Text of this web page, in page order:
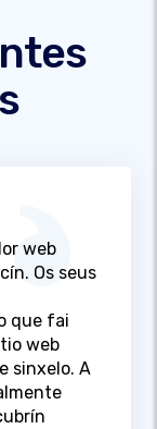
web
Os seus
que fai
web
sinxelo. A